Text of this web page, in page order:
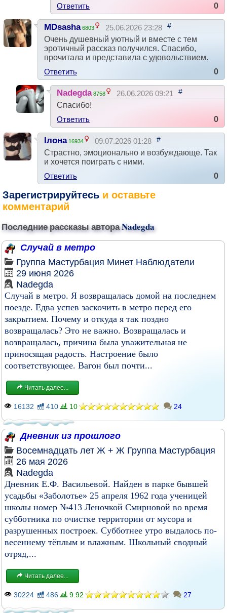
Ответить
0
MDsasha 6803 25.06.2026 23:28 #
Очень душевный уютный и вместе с тем
эротичный рассказ получился. Спасибо,
прочитала и представила с удовольствием.
Ответить
0
Nadegda 8758 26.06.2026 09:21 #
Спасибо!
Ответить
0
Ілона 16934 09.07.2026 01:28 #
Страстно, эмоционально и возбуждающе. Так
и хочется поиграть с ними.
Ответить
0
Зарегистрируйтесь и оставьте
комментарий
Последние рассказы автораNadegda
Случай в метро
Группа Мастурбация Минет Наблюдатели
29 июня 2026
Nadegda
Случай в метро. Я возвращалась домой на последнем
поезде. Едва успев заскочить в метро перед его
закрытием. Почему и откуда я так поздно
возвращалась? Это не важно. Возвращалась и
возвращалась, причина была уважительная не
приносящая радость. Настроение было
соответствующее. Вагон был почти...
Читать далее...
16132 410 10 24
Дневник из прошлого
Восемнадцать лет Ж + Ж Группа Мастурбация
26 мая 2026
Nadegda
Дневник Е.Ф. Васильевой. Найден в парке бывшей
усадьбы «Заболотье» 25 апреля 1962 года ученицей
школы номер №413 Леночкой Смирновой во время
субботника по очистке территории от мусора и
разрушенных построек. Субботнее утро выдалось по-
весеннему тёплым и влажным. Школьный сводный
отряд,...
Читать далее...
30224 486 9.92 27